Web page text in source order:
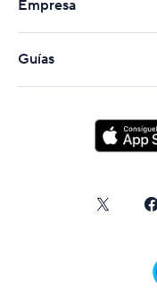
Empresa
Guías